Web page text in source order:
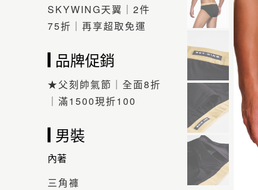
SKYWING天翼｜2件
75折｜再享超取免運
品牌促銷
★父刻帥氣節｜全面8折
｜滿1500現折100
男裝
內著
三角褲